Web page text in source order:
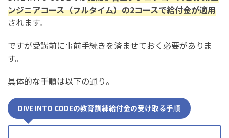
ンジニアコース（フルタイム）の2コースで給付金が適用
されます。
ですが受講前に事前手続きを済ませておく必要がありま
す。
具体的な手順は以下の通り。
DIVE INTO CODEの教育訓練給付金の受け取る手順